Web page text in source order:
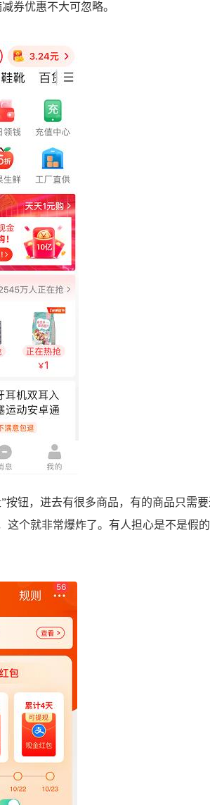
券优惠不大可忽略。
钮，进去有很多商品，有的商品只需
这个就非常爆炸了。有人担心是不是假